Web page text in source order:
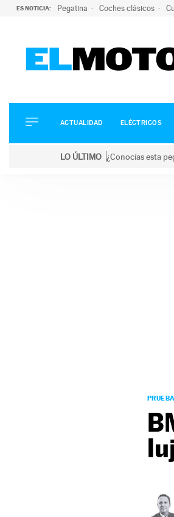
ES NOTICIA: Pegatina Coches clásicos
ELÉCTRICOS
CONDUCIR
ACTUALIDAD ELÉCTRICOS
LO ÚLTIMO ¿Conocías esta